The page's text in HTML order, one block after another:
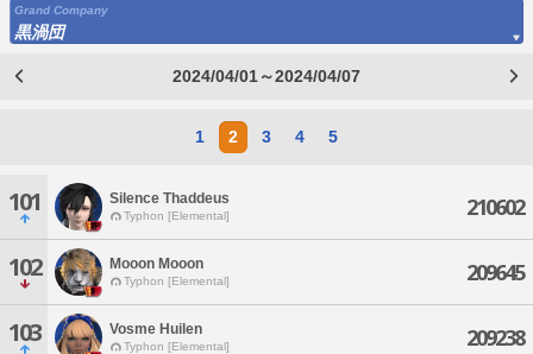
Grand Company
黒渦団
2024/04/01～2024/04/07
1 2 3 4 5
101 Silence Thaddeus
Typhon [Elemental] 210602
102 Mooon Mooon
Typhon [Elemental] 209645
103 Vosme Huilen
Typhon [Elemental] 209238